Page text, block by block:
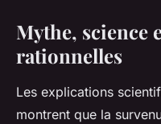
Mythe, science
rationnelles
Les explications
montrent que la